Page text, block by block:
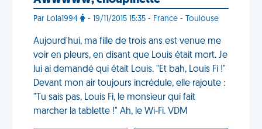
Par Lola1994 - 19/11/2015 15:35 - France - Toulouse
Aujourd'hui, ma fille de trois ans est venue me
voir en pleurs, en disant que Louis était mort. Je
lui ai demandé qui était Louis. "Et bah, Louis Fi !"
Devant mon air toujours incrédule, elle rajoute :
"Tu sais pas, Louis Fi, le monsieur qui fait
marcher la tablette !" Ah, le Wi-Fi. VDM